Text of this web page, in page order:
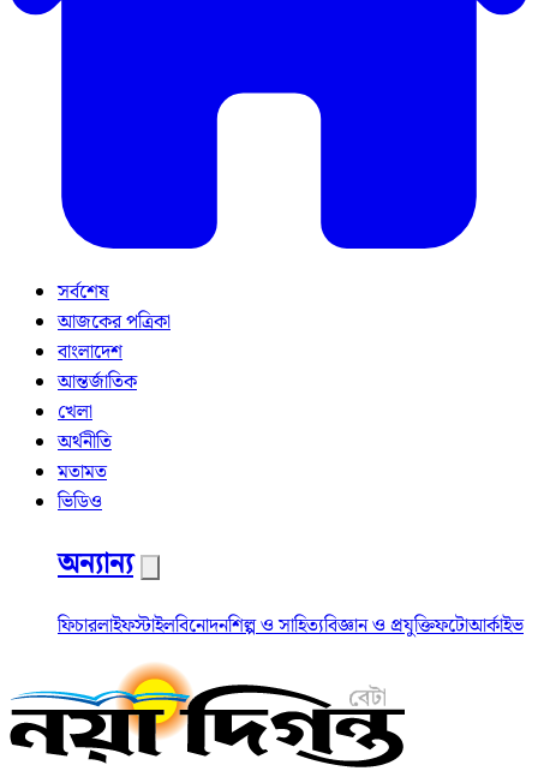
সর্বশেষ
আজকের পত্রিকা
বাংলাদেশ
আন্তর্জাতিক
খেলা
অর্থনীতি
মতামত
ভিডিও
অন্যান্য
ফিচারলাইফস্টাইলবিনোদনশিল্প ও সাহিত্যবিজ্ঞান ও প্রযুক্তিফটোআর্কাইভ